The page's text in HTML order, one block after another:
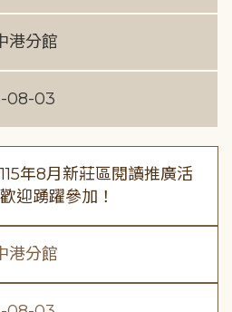
港分館
08-03
115年8月新莊區閱讀推廣活
迎踴躍參加！
港分館